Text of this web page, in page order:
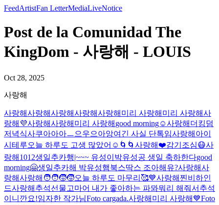
FeedArtistFan LetterMediaLiveNotice
Post de la Comunidad The
KingDom - 사랑해 - LOUIS
Oct 28, 2025
사랑해
사랑해사랑해사랑해사랑해사랑해 미리 사랑해 미리 사랑해사
랑해 💜사랑해사랑해 미리 사랑해 good morning☺️사랑해 더킹덤
저녁식사쿠아아아ㅡ으우으아앙여긴 사실 단톡임사랑해 아이
시테루오늘 하루도 고생 많았어☺️ 🌀🌀 사랑해 ❤️감기조심😷사
랑해 1012생일추카행|~~~ 유성이 박유성공 생일 축하한다good
morning🤗생일추카해 박유성햄북스딱스 조아해유?사랑해사
랑해사랑해 🧑‍🧑‍🧒‍🧒오늘 하루도 마무리🥰💙사랑해 찐비하인
드사랑해 추석선물고마어 내가 좋아하는 파뫄뭐리 해줘서 추석
이니깐요!임자한 작가님Foto cargada.사랑해 미리 사랑해 💙Foto